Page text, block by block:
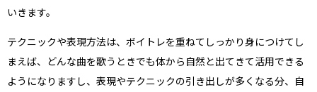
いきます。
テクニックや表現方法は、ボイトレを重ねてしっかり身につけてし
まえば、どんな曲を歌うときでも体から自然と出てきて活用できる
ようになりますし、表現やテクニックの引き出しが多くなる分、自